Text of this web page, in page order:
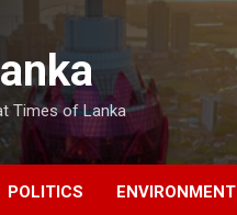
Times of Lanka
POLITICS ENVIRONMENT